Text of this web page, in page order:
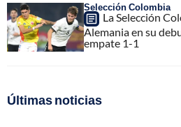
Selección Colombia
La Selección
Alemania en su
empate 1-1
Últimas noticias